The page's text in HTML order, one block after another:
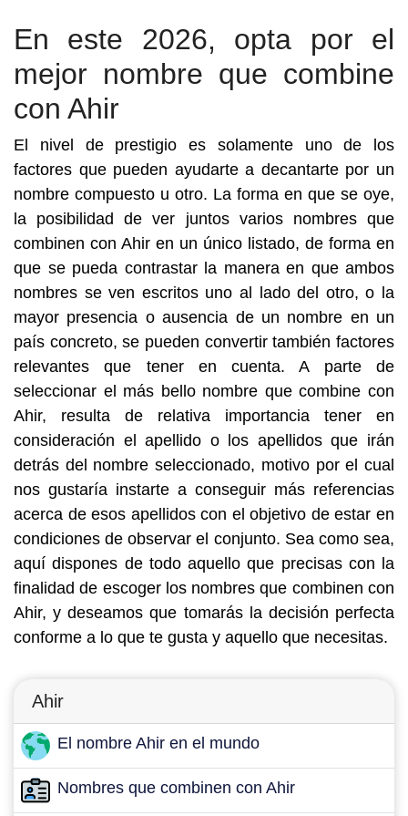
En este 2026, opta por el
mejor nombre que combine
con Ahir
El nivel de prestigio es solamente uno de los
factores que pueden ayudarte a decantarte por un
nombre compuesto u otro. La forma en que se oye,
la posibilidad de ver juntos varios nombres que
combinen con Ahir en un único listado, de forma en
que se pueda contrastar la manera en que ambos
nombres se ven escritos uno al lado del otro, o la
mayor presencia o ausencia de un nombre en un
país concreto, se pueden convertir también factores
relevantes que tener en cuenta. A parte de
seleccionar el más bello nombre que combine con
Ahir, resulta de relativa importancia tener en
consideración el apellido o los apellidos que irán
detrás del nombre seleccionado, motivo por el cual
nos gustaría instarte a conseguir más referencias
acerca de esos apellidos con el objetivo de estar en
condiciones de observar el conjunto. Sea como sea,
aquí dispones de todo aquello que precisas con la
finalidad de escoger los nombres que combinen con
Ahir, y deseamos que tomarás la decisión perfecta
conforme a lo que te gusta y aquello que necesitas.
Ahir
El nombre Ahir en el mundo
Nombres que combinen con Ahir